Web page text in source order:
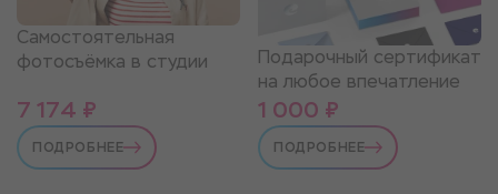
Самостоятельная
фотосъёмка в студии
7 174 ₽
ПОДРОБНЕЕ
Подарочный сертификат
на любое впечатление
1 000 ₽
ПОДРОБНЕЕ